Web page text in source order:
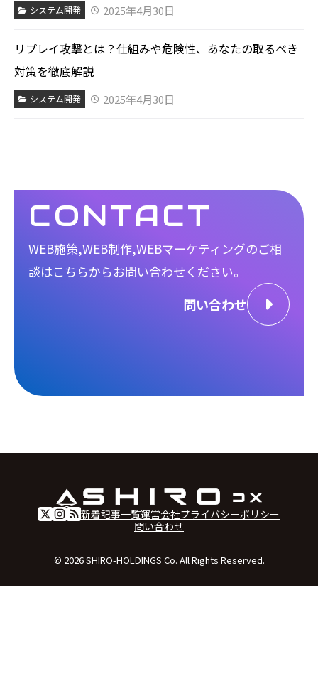
システム開発 2025年4月30日
リプレイ攻撃とは？仕組みや危険性、あなたの取るべき
対策を徹底解説
システム開発 2025年4月30日
CONTACT
WEB施策,WEB制作,WEBマーケティングのご相
談はこちらからお問い合わせください。
問い合わせ
新着記事一覧運営会社プライバシーポリシー
問い合わせ
© 2026 SHIRO-HOLDINGS Co. All Rights Reserved.